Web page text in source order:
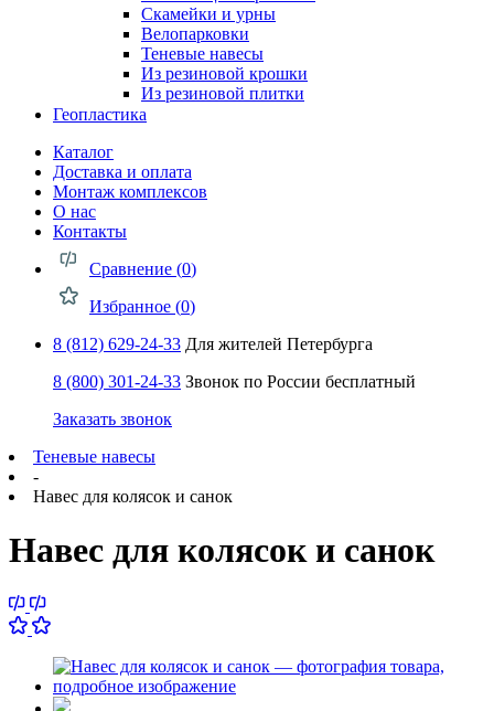
Скамейки и урны
Велопарковки
Теневые навесы
Из резиновой крошки
Из резиновой плитки
Геопластика
Каталог
Доставка и оплата
Монтаж комплексов
О нас
Контакты
Сравнение (0)
Избранное (0)
8 (812) 629-24-33 Для жителей Петербурга
8 (800) 301-24-33 Звонок по России бесплатный
Заказать звонок
Теневые навесы
-
Навес для колясок и санок
Навес для колясок и санок